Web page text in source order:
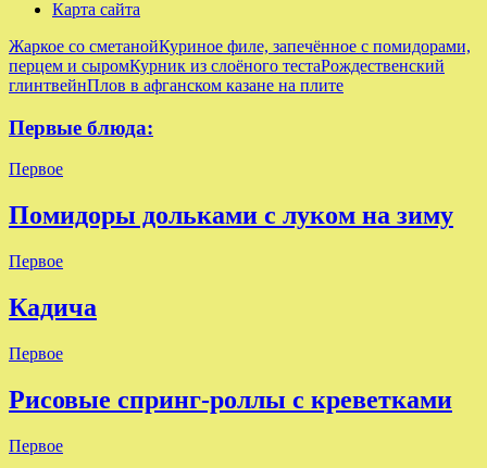
Карта сайта
Жаркое со сметанойКуриное филе, запечённое с помидорами,
перцем и сыромКурник из слоёного тестаРождественский
глинтвейнПлов в афганском казане на плите
Первые блюда:
Первое
Помидоры дольками с луком на зиму
Первое
Кадича
Первое
Рисовые спринг-роллы с креветками
Первое